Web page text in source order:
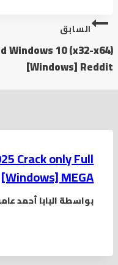
تصفّح
المقالات
السابق
Windows 10 (x32-x64)
[Windows] Reddit
Crack only Full
[Windows] MEGA
بواسطةالبابا أحمد